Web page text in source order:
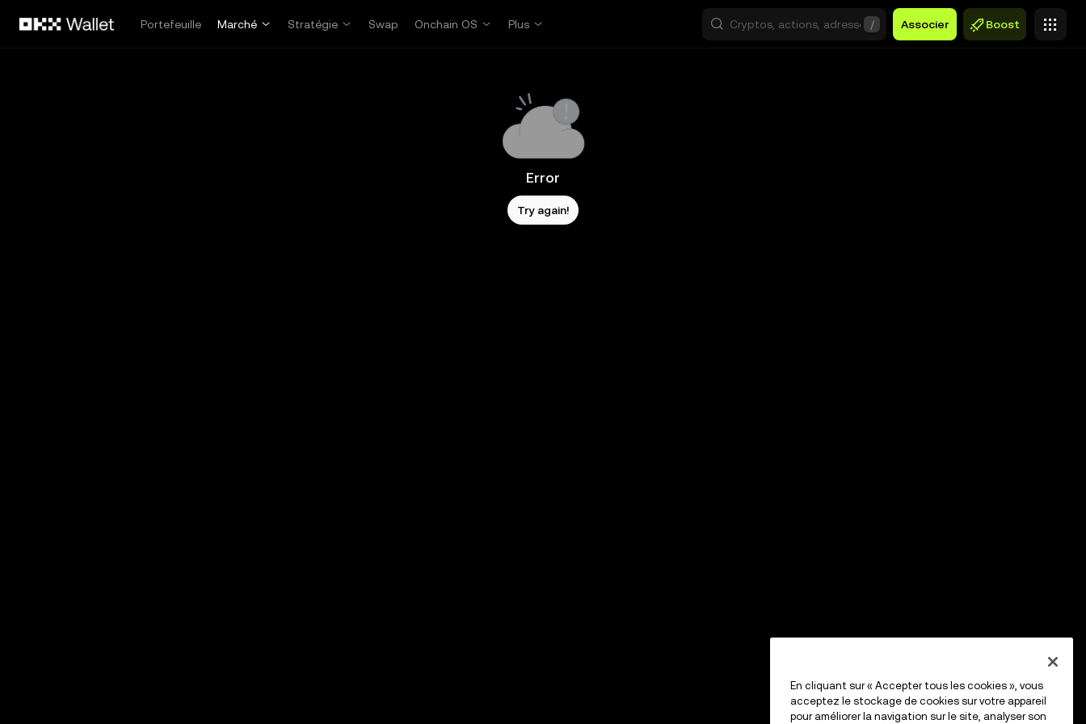
Portefeuille
Marché Stratégie Swap Onchain OS Plus / Associer Boost
Error
Try again!
En cliquant sur « Accepter tous les cookies », vous
acceptez le stockage de cookies sur votre appareil
pour améliorer la navigation sur le site, analyser son